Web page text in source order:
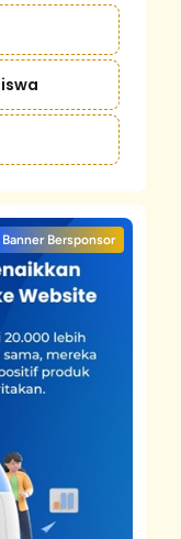
Banner Bersponsor